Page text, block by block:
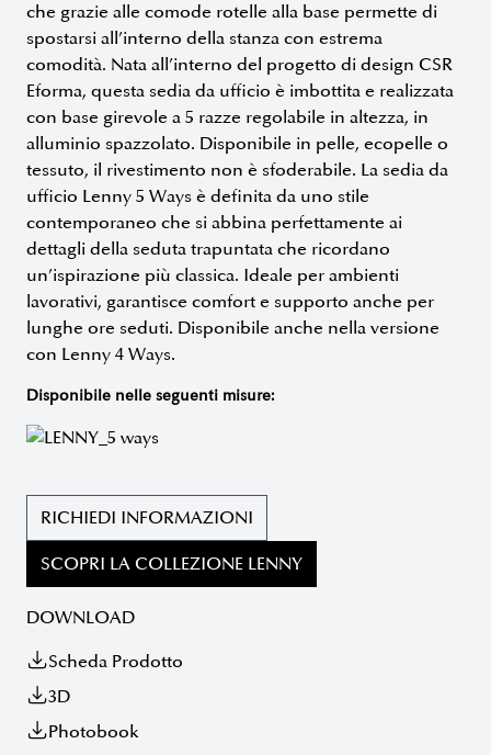
che grazie alle comode rotelle alla base permette di
spostarsi all’interno della stanza con estrema
comodità. Nata all’interno del progetto di design CSR
Eforma, questa sedia da ufficio è imbottita e realizzata
con base girevole a 5 razze regolabile in altezza, in
alluminio spazzolato. Disponibile in pelle, ecopelle o
tessuto, il rivestimento non è sfoderabile. La sedia da
ufficio Lenny 5 Ways è definita da uno stile
contemporaneo che si abbina perfettamente ai
dettagli della seduta trapuntata che ricordano
un’ispirazione più classica. Ideale per ambienti
lavorativi, garantisce comfort e supporto anche per
lunghe ore seduti. Disponibile anche nella versione
con Lenny 4 Ways.
Disponibile nelle seguenti misure:
RICHIEDI INFORMAZIONI
SCOPRI LA COLLEZIONE LENNY
DOWNLOAD
Scheda Prodotto
3D
Photobook